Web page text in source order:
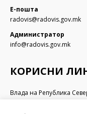
Е-пошта
radovis@radovis.gov.mk
Администратор
info@radovis.gov.mk
КОРИСНИ
Влада на Република